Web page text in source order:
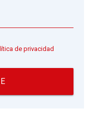
de privacidad